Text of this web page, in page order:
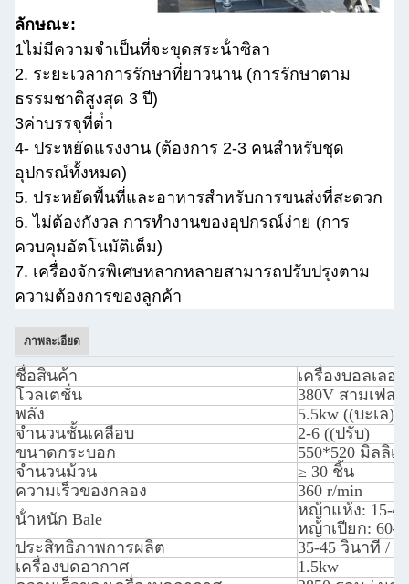
ลักษณะ:
1ไม่มีความจําเป็นที่จะขุดสระน้ําซิลา
2. ระยะเวลาการรักษาที่ยาวนาน (การรักษาตาม
ธรรมชาติสูงสุด 3 ปี)
3ค่าบรรจุที่ต่ํา
4- ประหยัดแรงงาน (ต้องการ 2-3 คนสําหรับชุด
อุปกรณ์ทั้งหมด)
5. ประหยัดพื้นที่และอาหารสําหรับการขนส่งที่สะดวก
6. ไม่ต้องกังวล การทํางานของอุปกรณ์ง่าย (การ
ควบคุมอัตโนมัติเต็ม)
7. เครื่องจักรพิเศษหลากหลายสามารถปรับปรุงตาม
ความต้องการของลูกค้า
ภาพละเอียด
ชื่อสินค้า
เครื่องบอลเลอ
โวลเตชั่น
380V สามเฟส
พลัง
5.5kw ((บะเล)
จํานวนชั้นเคลือบ
2-6 ((ปรับ)
ขนาดกระบอก
550*520 มิลลิเ
จํานวนม้วน
≥ 30 ชิ้น
ความเร็วของกลอง
360 r/min
น้ําหนัก Bale
หญ้าแห้ง: 15-
หญ้าเปียก: 60-
ประสิทธิภาพการผลิต
35-45 วินาที / บ
เครื่องบดอากาศ
1.5kw